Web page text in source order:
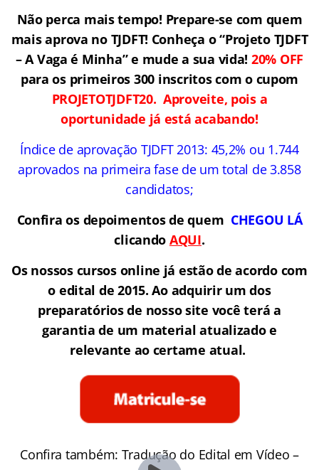
Não perca mais tempo! Prepare-se com quem
mais aprova no TJDFT! Conheça o “Projeto TJDFT
– A Vaga é Minha” e mude a sua vida! 20% OFF
para os primeiros 300 inscritos com o cupom
PROJETOTJDFT20. Aproveite, pois a
oportunidade já está acabando!
Índice de aprovação TJDFT 2013: 45,2% ou 1.744
aprovados na primeira fase de um total de 3.858
candidatos;
Confira os depoimentos de quem CHEGOU LÁ
clicando AQUI.
Os nossos cursos online já estão de acordo com
o edital de 2015. Ao adquirir um dos
preparatórios de nosso site você terá a
garantia de um material atualizado e
relevante ao certame atual.
Confira também: Tradução do Edital em Vídeo –